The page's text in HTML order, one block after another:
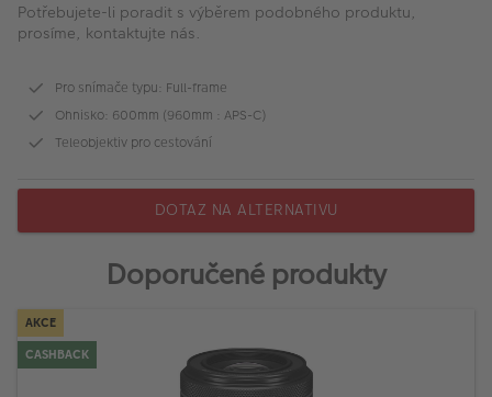
Potřebujete-li poradit s výběrem podobného produktu,
prosíme, kontaktujte nás.
Pro snímače typu: Full-frame
Ohnisko: 600mm (960mm : APS-C)
Teleobjektiv pro cestování
DOTAZ NA ALTERNATIVU
Doporučené produkty
AKCE
CASHBACK